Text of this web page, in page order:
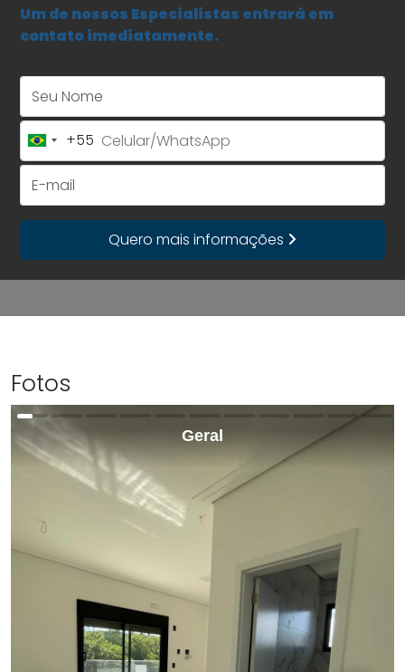
Um de nossos Especialistas entrará em
contato imediatamente.
Brazil
+55
+55
Quero mais informações
Fotos
Geral